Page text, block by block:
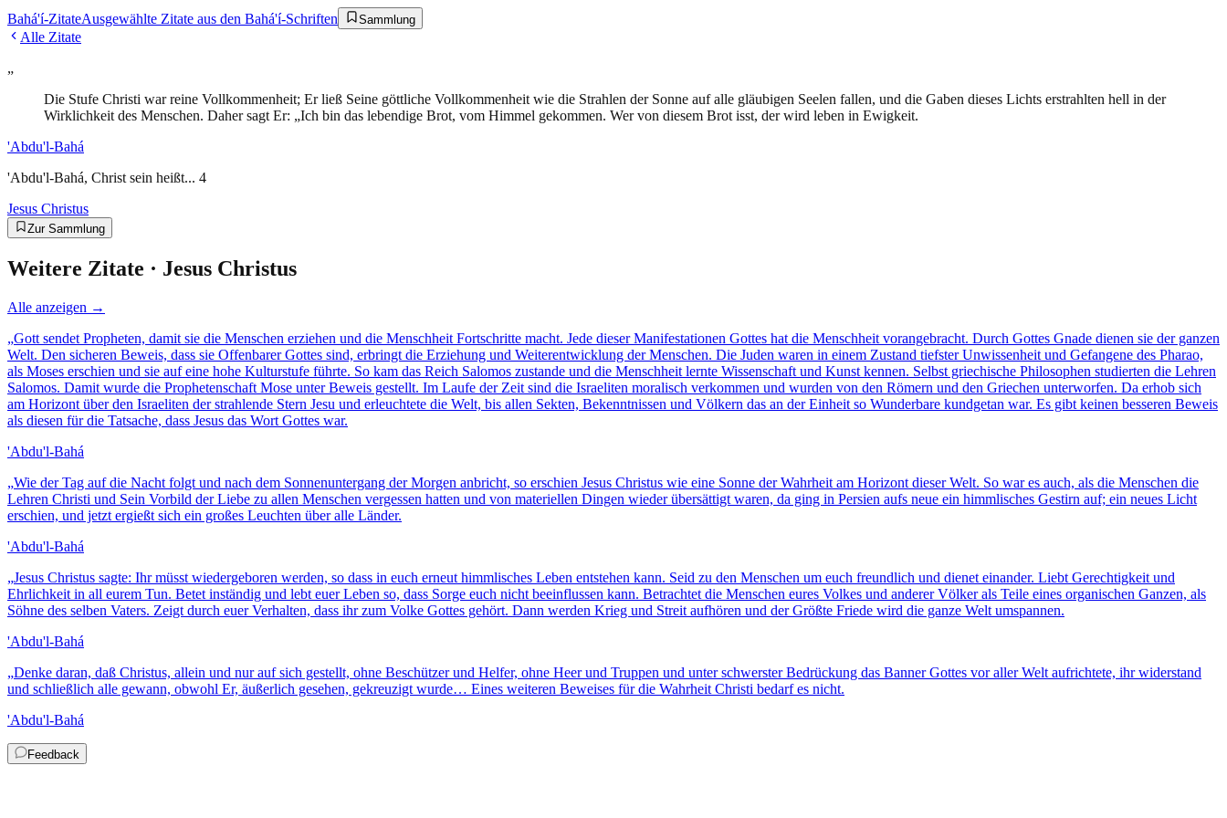
Bahá'í-ZitateAusgewählte Zitate aus den Bahá'í-Schriften Sammlung
Alle Zitate
„
Die Stufe Christi war reine Vollkommenheit; Er ließ Seine göttliche Vollkommenheit wie die Strahlen der Sonne auf alle gläubigen Seelen fallen, und die Gaben dieses Lichts erstrahlten hell in der
Wirklichkeit des Menschen. Daher sagt Er: „Ich bin das lebendige Brot, vom Himmel gekommen. Wer von diesem Brot isst, der wird leben in Ewigkeit.
'Abdu'l-Bahá
'Abdu'l-Bahá, Christ sein heißt... 4
Jesus Christus
Zur Sammlung
Weitere Zitate · Jesus Christus
Alle anzeigen →
„Gott sendet Propheten, damit sie die Menschen erziehen und die Menschheit Fortschritte macht. Jede dieser Manifestationen Gottes hat die Menschheit vorangebracht. Durch Gottes Gnade dienen sie der ganzen
Welt. Den sicheren Beweis, dass sie Offenbarer Gottes sind, erbringt die Erziehung und Weiterentwicklung der Menschen. Die Juden waren in einem Zustand tiefster Unwissenheit und Gefangene des Pharao,
als Moses erschien und sie auf eine hohe Kulturstufe führte. So kam das Reich Salomos zustande und die Menschheit lernte Wissenschaft und Kunst kennen. Selbst griechische Philosophen studierten die Lehren
Salomos. Damit wurde die Prophetenschaft Mose unter Beweis gestellt. Im Laufe der Zeit sind die Israeliten moralisch verkommen und wurden von den Römern und den Griechen unterworfen. Da erhob sich
am Horizont über den Israeliten der strahlende Stern Jesu und erleuchtete die Welt, bis allen Sekten, Bekenntnissen und Völkern das an der Einheit so Wunderbare kundgetan war. Es gibt keinen besseren Beweis
als diesen für die Tatsache, dass Jesus das Wort Gottes war.
'Abdu'l-Bahá
„Wie der Tag auf die Nacht folgt und nach dem Sonnenuntergang der Morgen anbricht, so erschien Jesus Christus wie eine Sonne der Wahrheit am Horizont dieser Welt. So war es auch, als die Menschen die
Lehren Christi und Sein Vorbild der Liebe zu allen Menschen vergessen hatten und von materiellen Dingen wieder übersättigt waren, da ging in Persien aufs neue ein himmlisches Gestirn auf; ein neues Licht
erschien, und jetzt ergießt sich ein großes Leuchten über alle Länder.
'Abdu'l-Bahá
„Jesus Christus sagte: Ihr müsst wiedergeboren werden, so dass in euch erneut himmlisches Leben entstehen kann. Seid zu den Menschen um euch freundlich und dienet einander. Liebt Gerechtigkeit und
Ehrlichkeit in all eurem Tun. Betet inständig und lebt euer Leben so, dass Sorge euch nicht beeinflussen kann. Betrachtet die Menschen eures Volkes und anderer Völker als Teile eines organischen Ganzen, als
Söhne des selben Vaters. Zeigt durch euer Verhalten, dass ihr zum Volke Gottes gehört. Dann werden Krieg und Streit aufhören und der Größte Friede wird die ganze Welt umspannen.
'Abdu'l-Bahá
„Denke daran, daß Christus, allein und nur auf sich gestellt, ohne Beschützer und Helfer, ohne Heer und Truppen und unter schwerster Bedrückung das Banner Gottes vor aller Welt aufrichtete, ihr widerstand
und schließlich alle gewann, obwohl Er, äußerlich gesehen, gekreuzigt wurde… Eines weiteren Beweises für die Wahrheit Christi bedarf es nicht.
'Abdu'l-Bahá
Feedback